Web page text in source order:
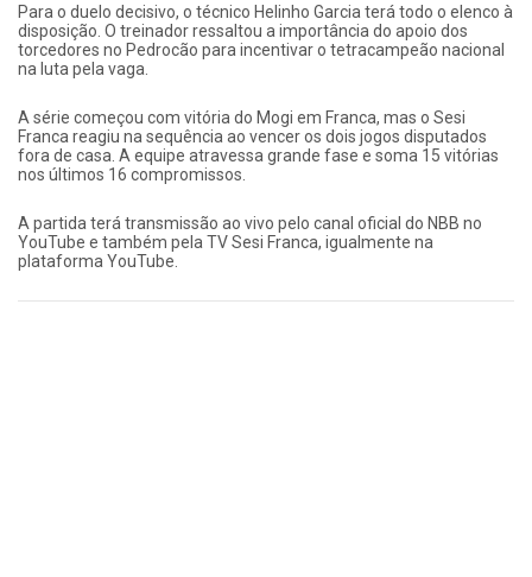
Para o duelo decisivo, o técnico Helinho Garcia terá todo o elenco à
disposição. O treinador ressaltou a importância do apoio dos
torcedores no Pedrocão para incentivar o tetracampeão nacional
na luta pela vaga.
A série começou com vitória do Mogi em Franca, mas o Sesi
Franca reagiu na sequência ao vencer os dois jogos disputados
fora de casa. A equipe atravessa grande fase e soma 15 vitórias
nos últimos 16 compromissos.
A partida terá transmissão ao vivo pelo canal oficial do NBB no
YouTube e também pela TV Sesi Franca, igualmente na
plataforma YouTube.